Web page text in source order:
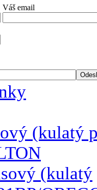
Váš email
(kulatý